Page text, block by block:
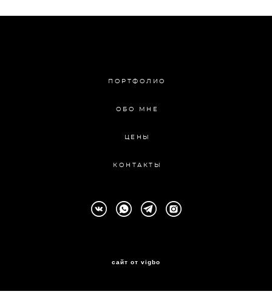
ПОРТФОЛИО
ОБО МНЕ
ЦЕНЫ
КОНТАКТЫ
сайт от vigbo